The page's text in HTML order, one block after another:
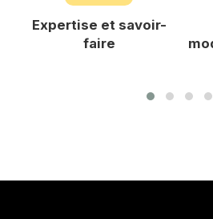
Expertise et savoir-
faire